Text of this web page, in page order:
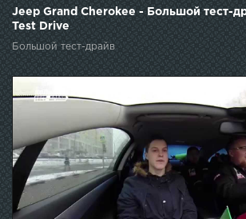
Jeep Grand Cherokee - Большой тест-
Test Drive
Большой тест-драйв